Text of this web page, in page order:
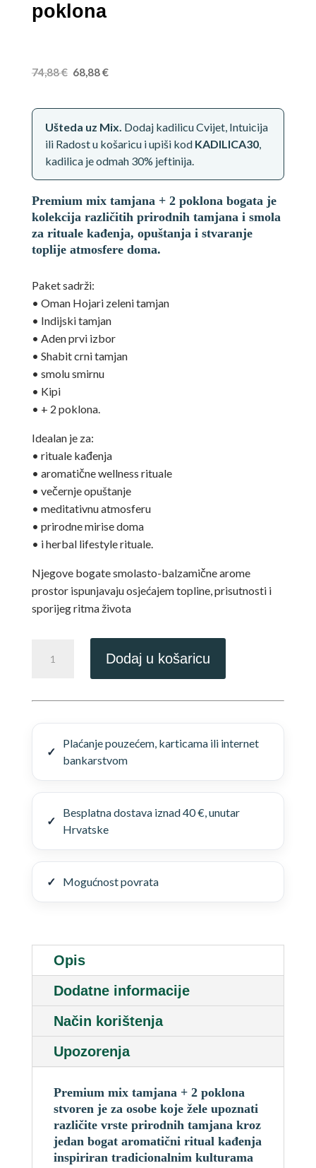
poklona
74,88€ Izvorna
cijena
bila
je:
74,88 €.
68,88€Trenutna
cijena
je:
68,88 €.
Ušteda uz Mix. Dodaj kadilicu Cvijet, Intuicija
ili Radost u košaricu i upiši kod KADILICA30,
kadilica je odmah 30% jeftinija.
Premium mix tamjana + 2 poklona bogata je
kolekcija različitih prirodnih tamjana i smola
za rituale kađenja, opuštanja i stvaranje
toplije atmosfere doma.
Paket sadrži:
• Oman Hojari zeleni tamjan
• Indijski tamjan
• Aden prvi izbor
• Shabit crni tamjan
• smolu smirnu
• Kipi
• + 2 poklona.
Idealan je za:
• rituale kađenja
• aromatične wellness rituale
• večernje opuštanje
• meditativnu atmosferu
• prirodne mirise doma
• i herbal lifestyle rituale.
Njegove bogate smolasto-balzamične arome
prostor ispunjavaju osjećajem topline, prisutnosti i
sporijeg ritma života
+
količina
Dodaj u košaricu
Plaćanje pouzećem, karticama ili internet
bankarstvom
Besplatna dostava iznad 40 €, unutar
Hrvatske
Mogućnost povrata
Opis
Dodatne informacije
Način korištenja
Upozorenja
Premium mix tamjana + 2 poklona
stvoren je za osobe koje žele upoznati
različite vrste prirodnih tamjana kroz
jedan bogat aromatični ritual kađenja
inspiriran tradicionalnim kulturama